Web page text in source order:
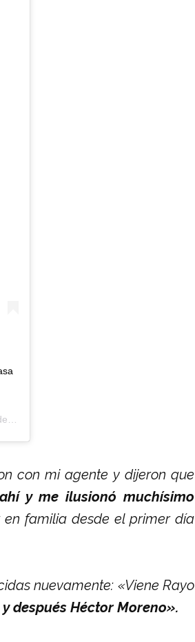
9:47 PST
con mi agente y dijeron que
y me ilusionó muchísimo
familia desde el primer día
nuevamente: «Viene Rayo
después Héctor Moreno».